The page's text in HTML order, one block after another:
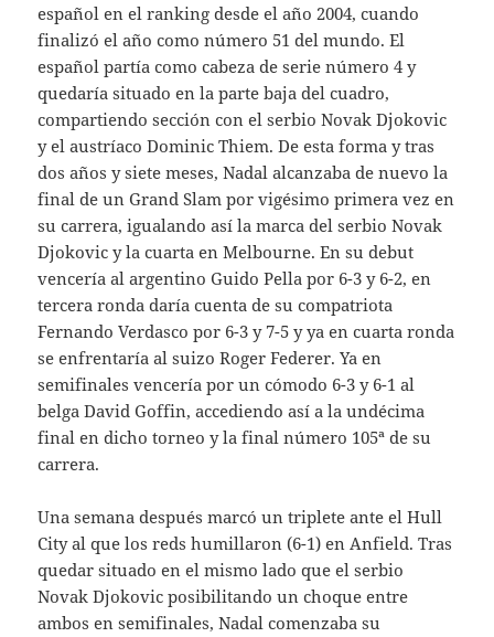
español en el ranking desde el año 2004, cuando
finalizó el año como número 51 del mundo. El
español partía como cabeza de serie número 4 y
quedaría situado en la parte baja del cuadro,
compartiendo sección con el serbio Novak Djokovic
y el austríaco Dominic Thiem. De esta forma y tras
dos años y siete meses, Nadal alcanzaba de nuevo la
final de un Grand Slam por vigésimo primera vez en
su carrera, igualando así la marca del serbio Novak
Djokovic y la cuarta en Melbourne. En su debut
vencería al argentino Guido Pella por 6-3 y 6-2, en
tercera ronda daría cuenta de su compatriota
Fernando Verdasco por 6-3 y 7-5 y ya en cuarta ronda
se enfrentaría al suizo Roger Federer. Ya en
semifinales vencería por un cómodo 6-3 y 6-1 al
belga David Goffin, accediendo así a la undécima
final en dicho torneo y la final número 105ª de su
carrera.
Una semana después marcó un triplete ante el Hull
City al que los reds humillaron (6-1) en Anfield. Tras
quedar situado en el mismo lado que el serbio
Novak Djokovic posibilitando un choque entre
ambos en semifinales, Nadal comenzaba su